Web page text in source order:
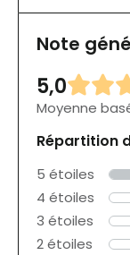
Note
5,0
Moyenne
Répartition
5 étoiles
4 étoiles
3 étoiles
2 étoiles